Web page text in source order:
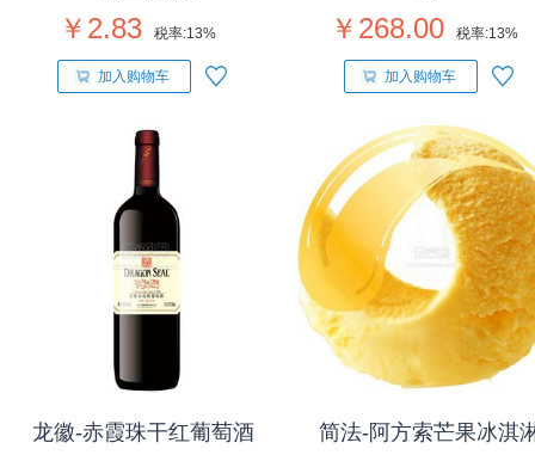
￥2.83 税率:13%
加入购物车
￥268.00 税率:13%
加入购物车
龙徽-赤霞珠干红葡萄酒 简法-阿方索芒果冰淇